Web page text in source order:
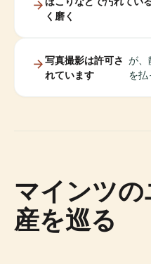
く磨く
写真撮影は許可さ
れています
が、
を払
マインツ
産を巡る